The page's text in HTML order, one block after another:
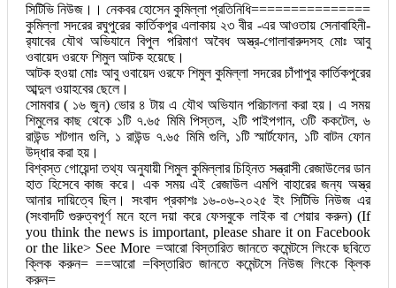
সিটিভি নিউজ।। নেকবর হোসেন কুমিল্লা প্রতিনিধি===============
কুমিল্লা সদরের রঘুপুরের কার্তিকপুর এলাকায় ২৩ বীর -এর আওতায় সেনাবাহিনী-
র‌্যাবের যৌথ অভিযানে বিপুল পরিমাণ অবৈধ অস্ত্র-গোলাবারুদসহ মোঃ আবু
ওবায়েদ ওরফে শিমুল আটক হয়েছে।
আটক হওয়া মোঃ আবু ওবায়েদ ওরফে শিমুল কুমিল্লা সদরের চাঁপাপুর কার্তিকপুরের
আব্দুল ওয়াহবের ছেলে।
সোমবার ( ১৬ জুন) ভোর ৪ টায় এ যৌথ অভিযান পরিচালনা করা হয়। এ সময়
শিমুলের কাছ থেকে ১টি ৭.৬৫ মিমি পিস্তল, ২টি পাইপগান, ৩টি ককটেল, ৬
রাউন্ড শটগান গুলি, ১ রাউন্ড ৭.৬৫ মিমি গুলি, ১টি স্মার্টফোন, ১টি বাটন ফোন
উদ্ধার করা হয়।
বিশ্বস্ত গোয়েন্দা তথ্য অনুযায়ী শিমুল কুমিল্লার চিহ্নিত সন্ত্রাসী রেজাউলের ডান
হাত হিসেবে কাজ করে। এক সময় এই রেজাউল এমপি বাহারের জন্য অস্ত্র
আনার দায়িত্বে ছিল। সংবাদ প্রকাশঃ ১৬-০৬-২০২৫ ইং সিটিভি নিউজ এর
(সংবাদটি গুরুত্বপূর্ণ মনে হলে দয়া করে ফেসবুকে লাইক বা শেয়ার করুন) (If
you think the news is important, please share it on Facebook
or the like> See More =আরো বিস্তারিত জানতে কমেন্টসে লিংকে ছবিতে
ক্লিক করুন= ==আরো =বিস্তারিত জানতে কমেন্টসে নিউজ লিংকে ক্লিক
করুন=